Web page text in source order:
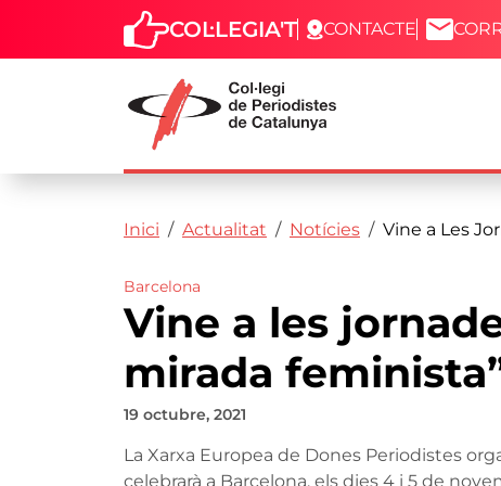
Vés al contingut
Capçalera
COL·LEGIA'T CONTACTE
Fil d'ariadna
Inici Actualitat Notícies Vine a Les
Barcelona
Vine a les
mirada
19 octubre, 2021
La Xarxa Europea de Dones Periodistes
celebrarà a Barcelona, els dies 4 i 5 de